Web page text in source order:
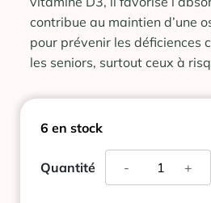
contribue au maintien d’une
pour prévenir les déficiences
les seniors, surtout ceux à
6 en stock
Quantité +
quantité
-